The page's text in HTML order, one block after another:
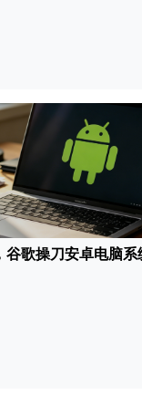
谷歌操刀安卓电脑系